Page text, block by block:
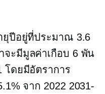
ปีอยู่ที่ประมาณ 3.6
ะมีมูลค่าเกือบ 6 พัน
โดยมีอัตราการ
จาก 2022 2031-